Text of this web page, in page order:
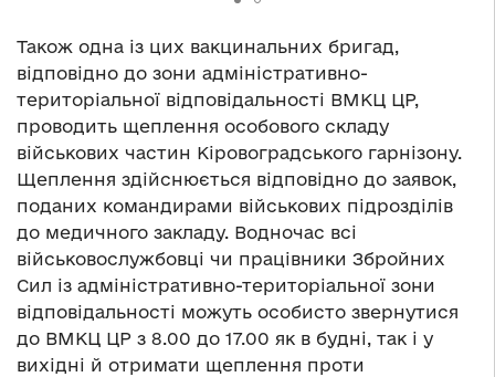
Також одна із цих вакцинальних бригад,
відповідно до зони адміністративно-
територіальної відповідальності ВМКЦ ЦР,
проводить щеплення особового складу
військових частин Кіровоградського гарнізону.
Щеплення здійснюється відповідно до заявок,
поданих командирами військових підрозділів
до медичного закладу. Водночас всі
військовослужбовці чи працівники Збройних
Сил із адміністративно-територіальної зони
відповідальності можуть особисто звернутися
до ВМКЦ ЦР з 8.00 до 17.00 як в будні, так і у
вихідні й отримати щеплення проти